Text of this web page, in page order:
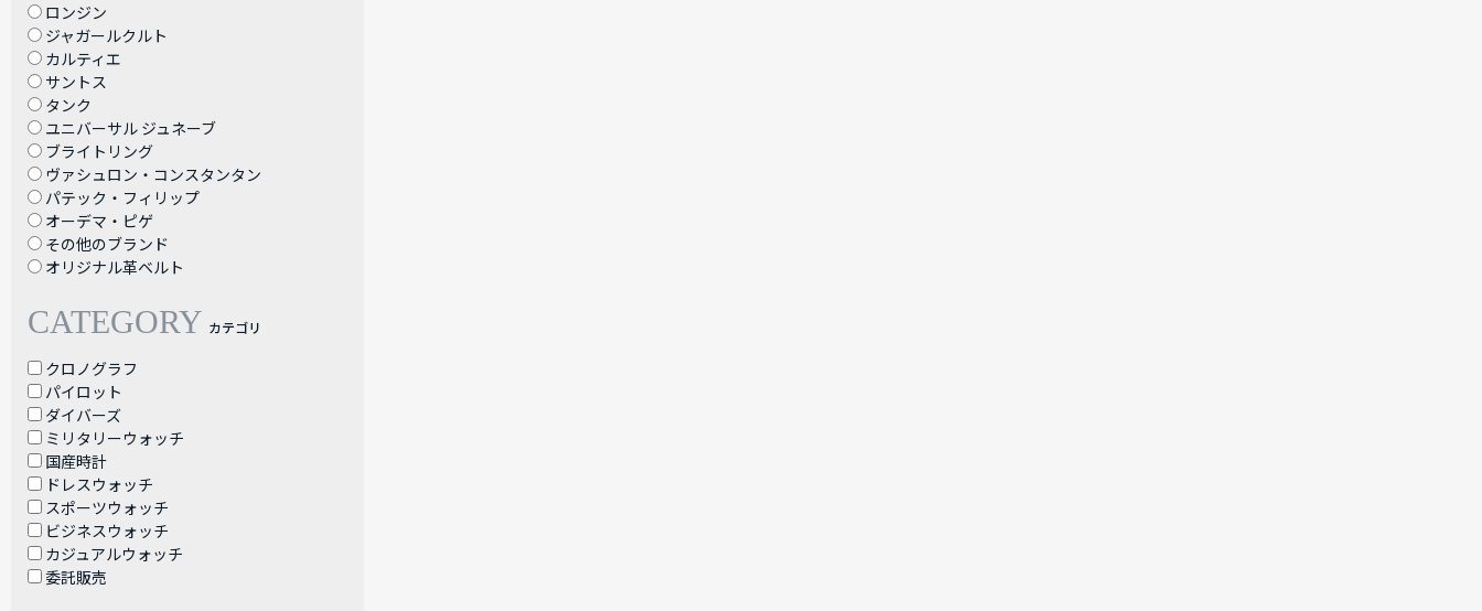
ロンジン
ジャガールクルト
カルティエ
サントス
タンク
ユニバーサル ジュネーブ
ブライトリング
ヴァシュロン・コンスタンタン
パテック・フィリップ
オーデマ・ピゲ
その他のブランド
オリジナル革ベルト
CATEGORY カテゴリ
クロノグラフ
パイロット
ダイバーズ
ミリタリーウォッチ
国産時計
ドレスウォッチ
スポーツウォッチ
ビジネスウォッチ
カジュアルウォッチ
委託販売